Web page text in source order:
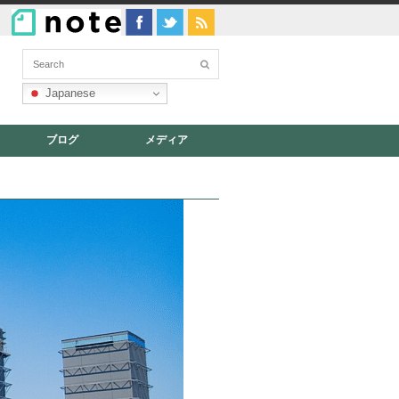
Japanese
ブログ メディア